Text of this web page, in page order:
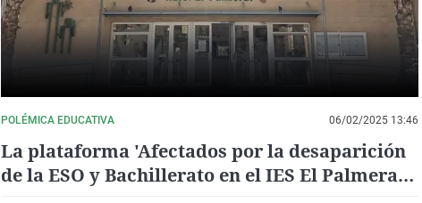
POLÉMICA EDUCATIVA 06/02/2025 13:46
La plataforma 'Afectados por la desaparición
de la ESO y Bachillerato en el IES El Palmeral'